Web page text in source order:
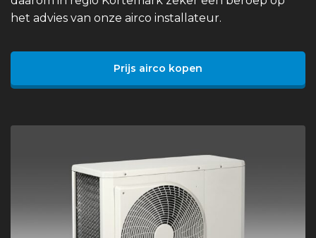
het advies van onze airco installateur.
Prijs airco kopen